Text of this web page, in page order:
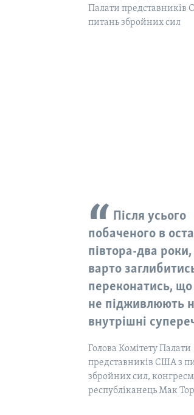
Палати представників
питань збройних сил
Після усього
побаченого в
півтора-два
варто
переконатись, що
не підживлюють
внутрішні
Голова Комітету Палати
представників США з
збройних сил,
республіканець Мак